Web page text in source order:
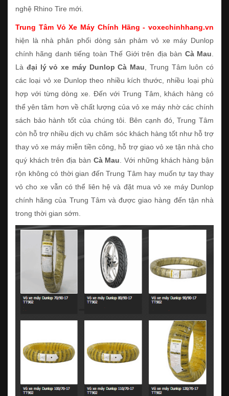
nghệ Rhino Tire mới.
Trung Tâm Vỏ Xe Máy Chính Hãng - voxechinhhang.vn
hiện là nhà phân phối dòng sản phảm vỏ xe máy Dunlop
chính hãng danh tiếng toàn Thế Giới trên địa bàn Cà Mau
Là đại lý vỏ xe máy Dunlop Cà Mau , Trung Tâm luôn có
các loại vỏ xe Dunlop theo nhiều kích thước, nhiều loại phù
hợp với từng dòng xe. Đến với Trung Tâm, khách hàng có
thể yên tâm hơn về chất lượng của vỏ xe máy nhờ các chính
sách bảo hành tốt của chúng tôi. Bên cạnh đó, Trung Tâm
còn hỗ trợ nhiều dịch vụ chăm sóc khách hàng tốt như hỗ trợ
thay vỏ xe máy miễn tiền công, hỗ trợ giao vỏ xe tận nhà cho
quý khách trên địa bàn Cà Mau . Với những khách hàng bận
rộn không có thời gian đến Trung Tâm hay muốn tự tay thay
vỏ cho xe vẫn có thể liên hệ và đặt mua vỏ xe máy Dunlop
chính hãng của Trung Tâm và được giao hàng đến tận nhà
trong thời gian sớm.